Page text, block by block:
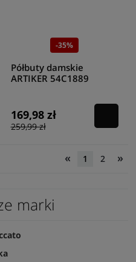
-35%
Półbuty damskie
ARTIKER 54C1889
169,98 zł
259,99 zł
« 1 2 »
marki